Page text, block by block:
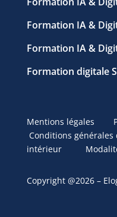
Formation IA &
Formation IA &
Formation digitale
Mentions légales
Conditions
intérieur
Copyright @2026 –